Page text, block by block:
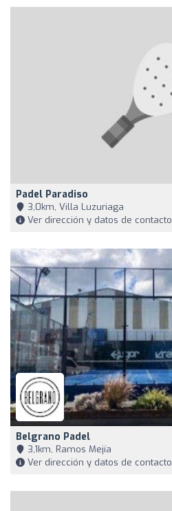
Padel Paradiso
3,0km, Villa Luzuriaga
Ver dirección y datos de contacto
Belgrano Padel
3,1km, Ramos Mejía
Ver dirección y datos de contacto